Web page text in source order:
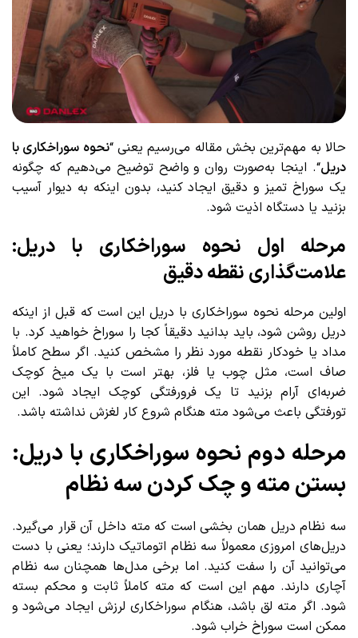
حالا به مهم‌ترین بخش مقاله می‌رسیم یعنی “نحوه سوراخکاری با
دریل“. اینجا به‌صورت روان و واضح توضیح می‌دهیم که چگونه
یک سوراخ تمیز و دقیق ایجاد کنید، بدون اینکه به دیوار آسیب
بزنید یا دستگاه اذیت شود.
مرحله اول نحوه سوراخکاری با دریل:
علامت‌گذاری نقطه‌ دقیق
اولین مرحله نحوه سوراخکاری با دریل این است که قبل از اینکه
دریل روشن شود، باید بدانید دقیقاً کجا را سوراخ خواهید کرد. با
مداد یا خودکار نقطه مورد نظر را مشخص کنید. اگر سطح کاملاً
صاف است، مثل چوب یا فلز، بهتر است با یک میخ کوچک
ضربه‌ای آرام بزنید تا یک فرورفتگی کوچک ایجاد شود. این
تورفتگی باعث می‌شود مته هنگام شروع کار لغزش نداشته باشد.
مرحله دوم نحوه سوراخکاری با دریل:
بستن مته و چک کردن سه نظام
سه نظام دریل همان بخشی است که مته داخل آن قرار می‌گیرد.
دریل‌های امروزی معمولاً سه نظام اتوماتیک دارند؛ یعنی با دست
می‌توانید آن را سفت کنید. اما برخی مدل‌ها همچنان سه نظام
آچاری دارند. مهم این است که مته کاملاً ثابت و محکم بسته
شود. اگر مته لق باشد، هنگام سوراخکاری لرزش ایجاد می‌شود و
ممکن است سوراخ خراب شود.